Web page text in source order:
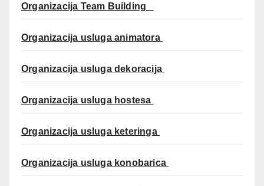
Organizacija Team Building
Organizacija usluga animatora
Organizacija usluga dekoracija
Organizacija usluga hostesa
Organizacija usluga keteringa
Organizacija usluga konobarica